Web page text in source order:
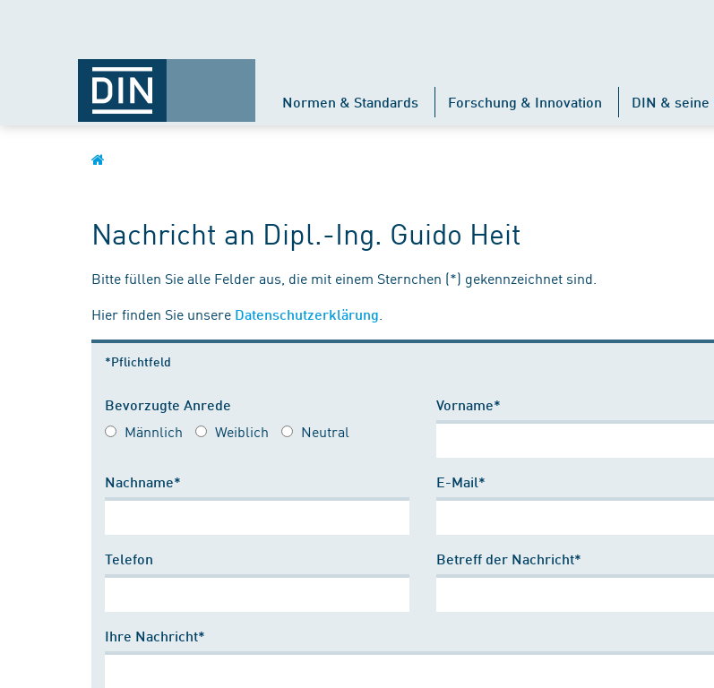
Normen & Standards Forschung & Innovation DIN &
Nachricht an Dipl.-Ing. Guido Heit
Bitte füllen Sie alle Felder aus, die mit einem Sternchen (*) gekennzeichnet sind.
Hier finden Sie unsere Datenschutzerklärung
*Pflichtfeld
Bevorzugte Anrede
Männlich Weiblich Neutral
Vorname*
Nachname* E-Mail*
Telefon Betreff der Nachricht*
Ihre Nachricht*